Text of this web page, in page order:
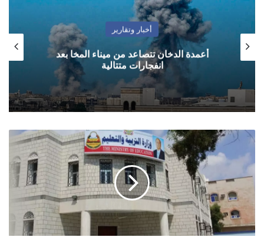
أخبار وتقارير
أعمدة الدخان تتصاعد من ميناء المخا بعد
انفجارات متتالية
عدن
التربية
موعد
العام
الدراسي